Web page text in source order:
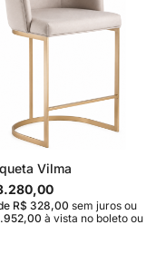
Vilma
R$ 328,00 sem juros ou
à vista no boleto ou